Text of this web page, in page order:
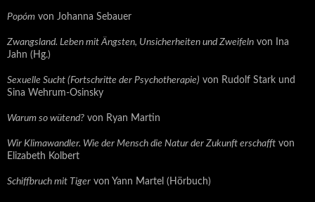
Popóm von Johanna Sebauer
Zwangsland. Leben mit Ängsten, Unsicherheiten und Zweifeln von Ina
Jahn (Hg.)
Sexuelle Sucht (Fortschritte der Psychotherapie) von Rudolf Stark und
Sina Wehrum-Osinsky
Warum so wütend? von Ryan Martin
Wir Klimawandler. Wie der Mensch die Natur der Zukunft erschafft von
Elizabeth Kolbert
Schiffbruch mit Tiger von Yann Martel (Hörbuch)